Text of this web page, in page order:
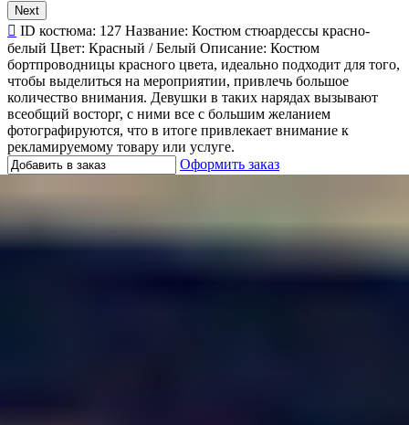
Next
ID костюма: 127 Название: Костюм стюардессы красно-
белый Цвет: Красный / Белый Описание: Костюм
бортпроводницы красного цвета, идеально подходит для того,
чтобы выделиться на мероприятии, привлечь большое
количество внимания. Девушки в таких нарядах вызывают
всеобщий восторг, с ними все с большим желанием
фотографируются, что в итоге привлекает внимание к
рекламируемому товару или услуге.
Оформить заказ